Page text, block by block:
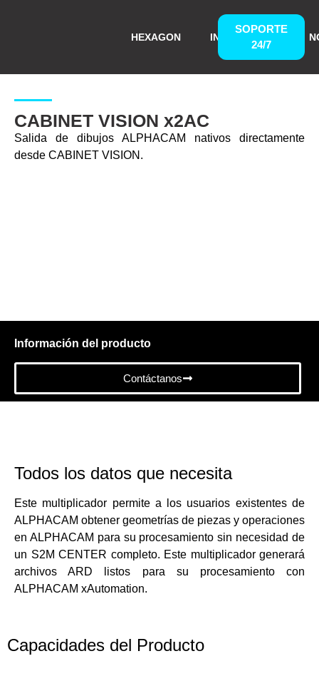
HEXAGON INSPECVISION
SOPORTE
24/7
CABINET VISION x2AC
Salida de dibujos ALPHACAM nativos directamente
desde CABINET VISION.
Información del producto
Contáctanos
Todos los datos que necesita
Este multiplicador permite a los usuarios existentes de
ALPHACAM obtener geometrías de piezas y operaciones
en ALPHACAM para su procesamiento sin necesidad de
un S2M CENTER completo. Este multiplicador generará
archivos ARD listos para su procesamiento con
ALPHACAM xAutomation.
Capacidades del Producto